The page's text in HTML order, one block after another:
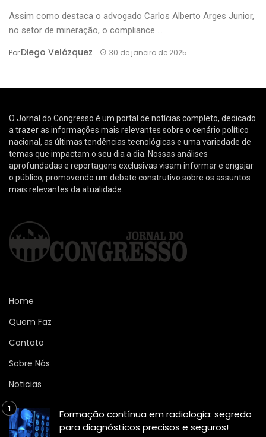
Assim como destaca o advogado Carlos Alberto Arges Junior,
no setor de mineração, o compliance ...
PorDiego Velázquez 30 de janeiro de 2025
O Jornal do Congresso é um portal de notícias completo, dedicado
a trazer as informações mais relevantes sobre o cenário político
nacional, as últimas tendências tecnológicas e uma variedade de
temas que impactam o seu dia a dia. Nossas análises
aprofundadas e reportagens exclusivas visam informar e engajar
o público, promovendo um debate construtivo sobre os assuntos
mais relevantes da atualidade.
Home
Quem Faz
Contato
Sobre Nós
Noticias
Formação contínua em radiologia: segredo
para diagnósticos precisos e seguros!